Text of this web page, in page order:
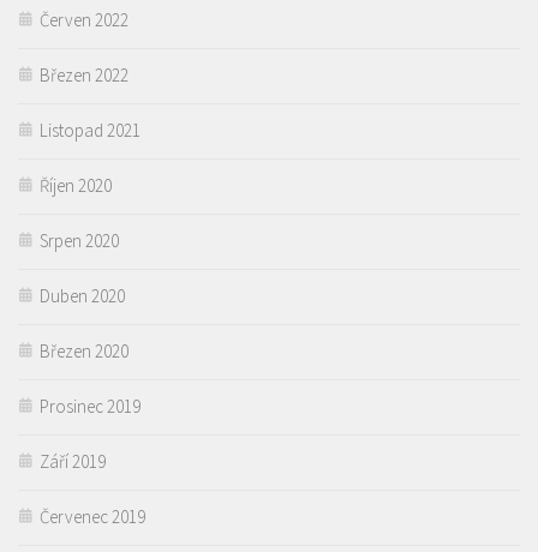
Červen 2022
Březen 2022
Listopad 2021
Říjen 2020
Srpen 2020
Duben 2020
Březen 2020
Prosinec 2019
Září 2019
Červenec 2019